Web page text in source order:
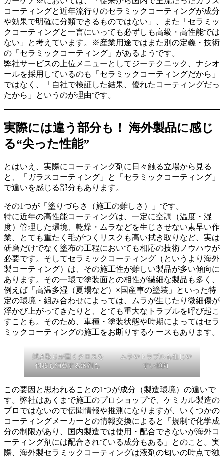
コーティングと近年流行りのセラミックコーティングが成分
や効果で明確に分類できるものではない」、また「セラミッ
クコーティングと一言にいっても必ずしも高級・高性能では
ない」と考えています。※産業用途ではまた別の定義・技術
の「セラミックコーティング」があるようです。
弊社サービスの上位メニューとしてジーテクニック、ナシオ
ールを採用しているのも「セラミックコーティングだから」
ではなく、「自社で検証した結果、優れたコーティングだっ
たから」というのが理由です。
実際には違う部分も！ 海外製品に感じ
る“尖った性能”
とはいえ、実際にコーティング剤に日々触る立場から見る
と、「ガラスコーティング」と「セラミックコーティング」
で違いを感じる部分もあります。
その1つが「塗りづらさ（施工の難しさ）」です。
特に近年の高性能コーティングは、一定に空調（温度・湿
度）管理した環境、乾燥・ムラなどを生じさせない素早い作
業、とても重たく毛がつくリスクも高い拭き取りなど、実は
研磨だけでなく塗布の工程においても相応の技術ノウハウが
必要です。そしてセラミックコーティング（というより海外
製コーティング）は、その施工性が難しい製品が多い傾向に
あります。その一環で塗装面との相性が繊細な製品も多く、
例えば「高温多湿（夏場など）×国産車の塗装」といった特
定の環境・組み合わせによっては、ムラが生じたり微細傷が
浮かび上がってきたりと、とても重大なトラブルを呼び起こ
すことも。そのため、車種・塗装状態や時期によってはセラ
ミックコーティングの施工をお断りするケースもあります。
拭き取りが重くクロスを
何枚も消費する液剤も
ムラやトラブルも生じや
すい傾向
この要因と思われることの1つが成分（製造環境）の違いで
す。弊社はあくまで施工のプロショップで、ケミカル製造の
プロではないので伝聞情報や推測になりますが、いくつかの
コーティングメーカーとの情報交換によると「規制で化学成
分の制限があり、国内製造では使用・配合できないが海外コ
ーティング剤には配合されている成分もある」とのこと。実
際、海外製セラミックコーティングは液剤の匂いの時点で独